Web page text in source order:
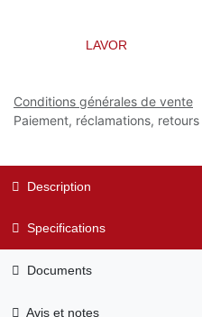
LAVOR
Conditions générales de vente
Paiement, réclamations,
Description
Specifications
Documents
Avis et notes